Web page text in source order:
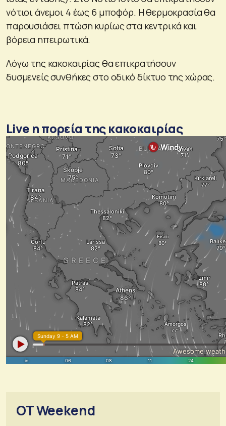
νότιοι άνεμοι 4 έως 6 μποφόρ. Η θερμοκρασία θα
παρουσιάσει πτώση κυρίως στα κεντρικά και
βόρεια ηπειρωτικά.
Λόγω της κακοκαιρίας θα επικρατήσουν
δυσμενείς συνθήκες στο οδικό δίκτυο της χώρας.
Live η πορεία της κακοκαιρίας
OT Weekend